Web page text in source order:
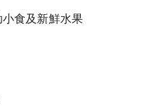
食及新鮮水果